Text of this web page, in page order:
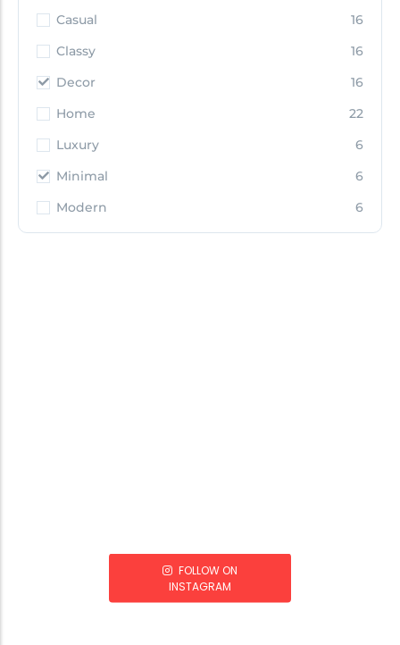
Casual
16
Classy
16
Decor
16
Home
22
Luxury
6
Minimal
6
Modern
6
FOLLOW ON
INSTAGRAM